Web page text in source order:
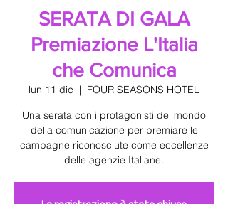
SERATA DI GALA
Premiazione L'Italia
che Comunica
lun 11 dic
  |
FOUR SEASONS HOTEL
Una serata con i protagonisti del mondo
della comunicazione per premiare le
campagne riconosciute come eccellenze
delle agenzie Italiane.